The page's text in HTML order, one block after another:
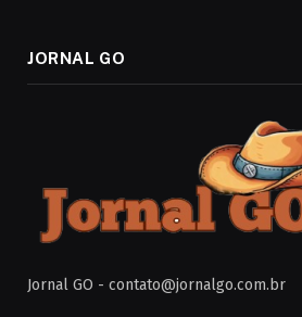
JORNAL GO
Jornal GO - contato@jornalgo.com.br